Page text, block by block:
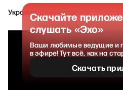
Украина. Самое важное
Скачайте
слушать «Эхо»
Ваши любимые ведущие и
в эфире! Тут всё, как на
Скачать